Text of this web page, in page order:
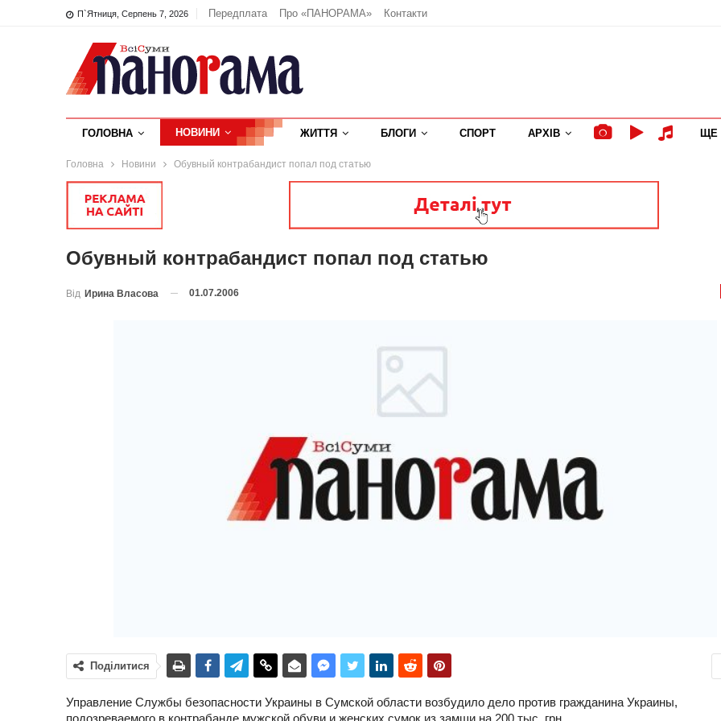
П`ятниця, Серпень 7, 2026 Передплата Про «ПАНОРАМА» Контакти
ГОЛОВНА НОВИНИ ЖИТТЯ БЛОГИ СПОРТ АРХІВ ЩЕ
Головна Новини Обувный контрабандист попал под статью
Обувный контрабандист попал под статью
Від Ирина Власова 01.07.2006
Поділитися
Управление Службы безопасности Украины в Сумской области возбудило дело против гражданина Украины,
подозреваемого в контрабанде мужской обуви и женских сумок из замши на 200 тыс. грн.